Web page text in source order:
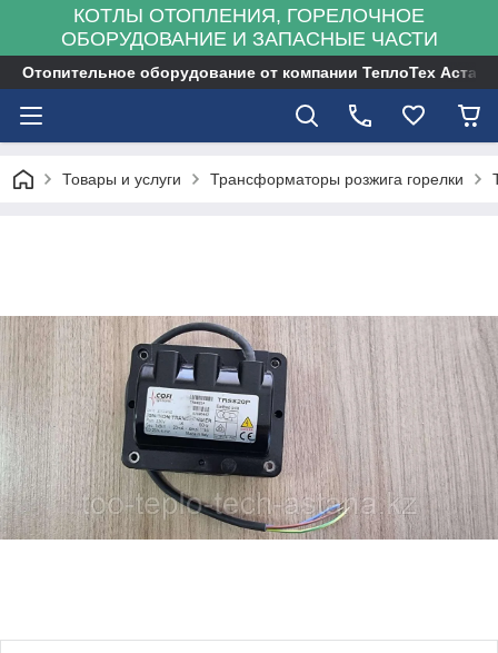
КОТЛЫ ОТОПЛЕНИЯ, ГОРЕЛОЧНОЕ
ОБОРУДОВАНИЕ И ЗАПАСНЫЕ ЧАСТИ
Отопительное оборудование от компании ТеплоТех Астана
Товары и услуги Трансформаторы розжига горелки